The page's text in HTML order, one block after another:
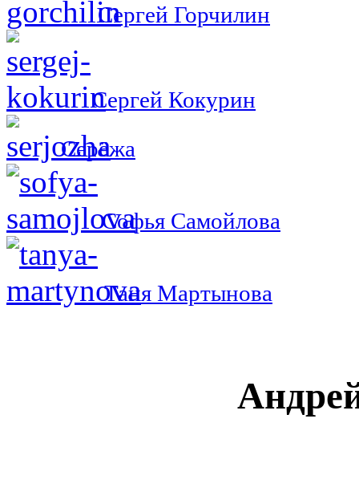
Сергей Горчилин
Сергей Кокурин
Серёжа
Софья Самойлова
Таня Мартынова